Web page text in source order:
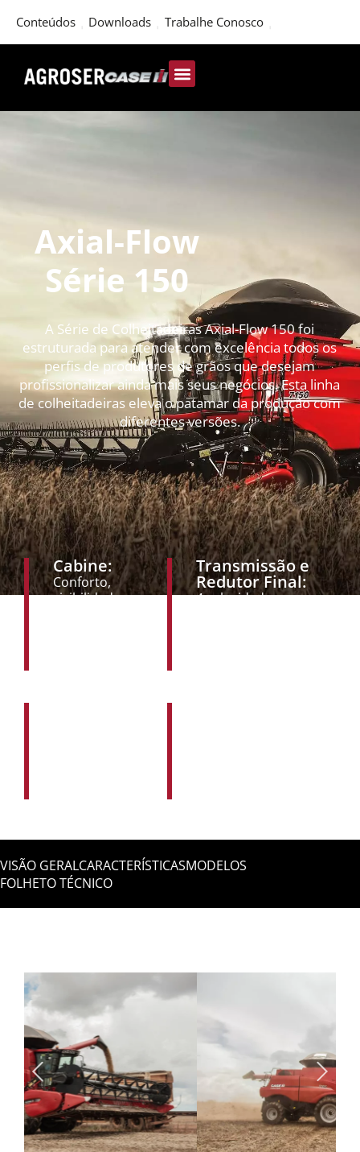
Conteúdos Downloads Trabalhe Conosco
Axial-Flow
Série 150
A Série de Colheitadeiras Axial-Flow 150 foi
estruturada para atender com excelência todos os
perfis de produtores de grãos que desejam
profissionalizar ainda mais seus negócios. Esta linha
de colheitadeiras eleva o patamar da produção com
diferentes versões.
Cabine:
Conforto,
visibilidade e
Transmissão e
Redutor Final:
4 velocidades
VISÃO GERALCARACTERÍSTICASMODELOS
FOLHETO TÉCNICO